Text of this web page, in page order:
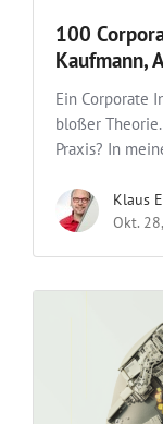
100
Kaufmann,
Ein Corporate
bloßer
Praxis? In
Klaus
Okt.